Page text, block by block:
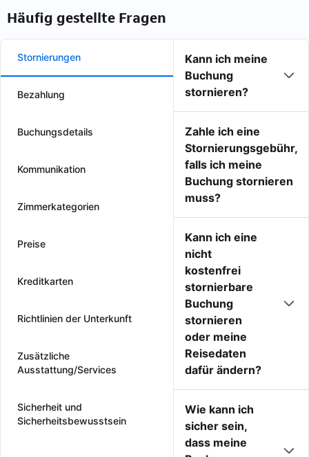
Häufig gestellte Fragen
Stornierungen
Bezahlung
Buchungsdetails
Kommunikation
Zimmerkategorien
Preise
Kreditkarten
Richtlinien der Unterkunft
Zusätzliche
Ausstattung/Services
Sicherheit und
Sicherheitsbewusstsein
Kann ich meine
Buchung
stornieren?
Zahle ich eine
Stornierungsgebühr,
falls ich meine
Buchung stornieren
muss?
Kann ich eine
nicht
kostenfrei
stornierbare
Buchung
stornieren
oder meine
Reisedaten
dafür ändern?
Wie kann ich
sicher sein,
dass meine